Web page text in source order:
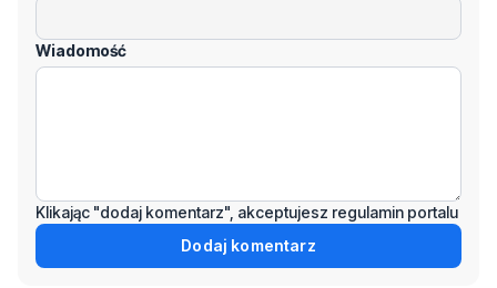
Wiadomość
Klikając "dodaj komentarz", akceptujesz regulamin portalu
Dodaj komentarz